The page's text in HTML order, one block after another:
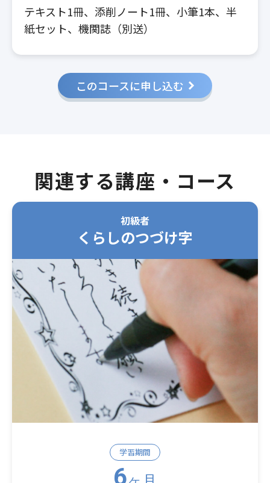
テキスト1冊、添削ノート1冊、小筆1本、半
紙セット、機関誌（別送）
このコースに申し込む
関連する講座・コース
初級者
くらしのつづけ字
学習期間